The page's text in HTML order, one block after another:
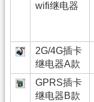
wifi继电器
2G/4G插卡
继电器A款
GPRS插卡
继电器B款